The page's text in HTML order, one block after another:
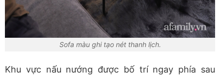
Sofa màu ghi tạo nét thanh lịch.
Khu vực nấu nướng được bố trí ngay phía sau